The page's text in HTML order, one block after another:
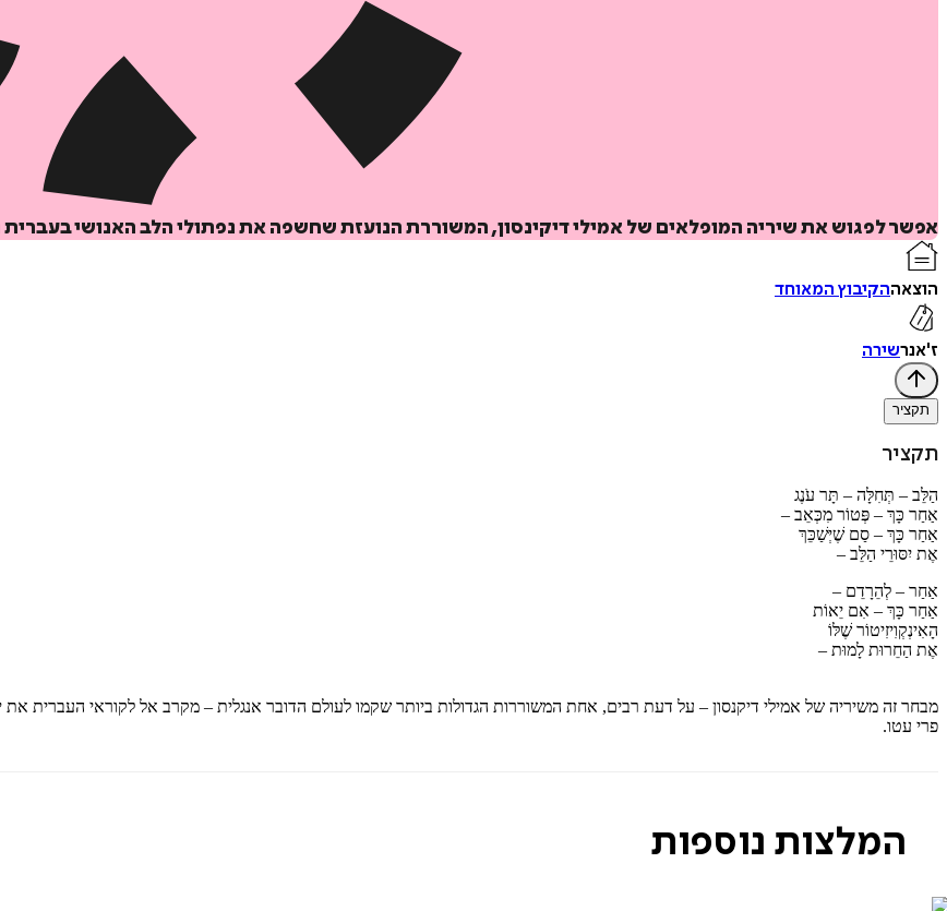
אפשר לפגוש את שיריה המופלאים של אמילי דיקינסון, המשוררת הנועזת שחשפה את נפתולי הלב האנושי בעברית
הוצאההקיבוץ המאוחד
ז'אנרשירה
תקציר
תקציר
הַלֵּב – תְּחִלָּה – תָּר עֹנֶג
אַחַר כָּךְ – פְּטוֹר מִכְּאֵב –
אַחַר כָּךְ – סַם שֶׁיְּשַׁכֵּךְ
אֶת יִסּוּרֵי הַלֵּב –
אַחַר – לְהֵרָדֵם –
אַחַר כָּךְ – אִם יֵאוֹת
הָאִינְקְוִיזִיטוֹר שֶׁלּוֹ
אֶת הַחֵרוּת לָמוּת –
מבחר זה משיריה של אמילי דיקנסון – על דעת רבים, אחת המשוררות הגדולות ביותר שקמו לעולם הדובר אנגלית – מקרב אל לקוראי העברית את
פרי עטו.
המלצות נוספות